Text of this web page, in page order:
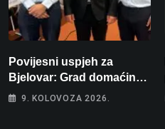
Povijesni uspjeh za
Bjelovar: Grad domaćin
Europskog juniorskog
9. KOLOVOZA 2026.